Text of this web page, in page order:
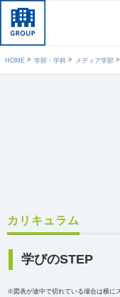
HOME 学部・学科 メディア学部
カリキュラム
学びのSTEP
※図表が途中で切れている場合は横に